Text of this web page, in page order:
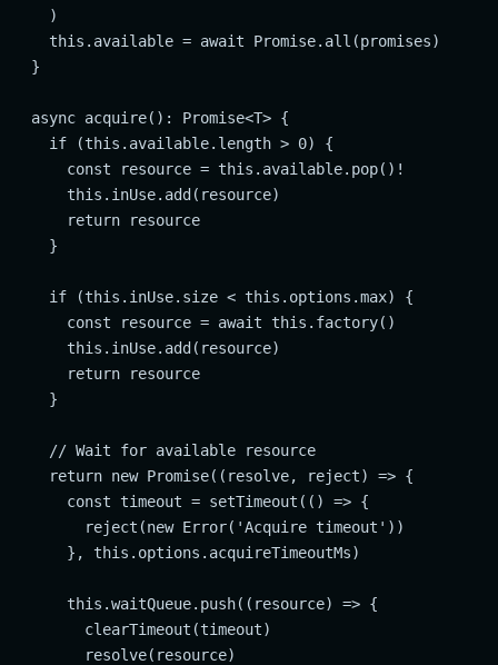
    )
    this.available = await Promise.all(promises)
  }
  async acquire(): Promise<T> {
    if (this.available.length > 0) {
      const resource = this.available.pop()!
      this.inUse.add(resource)
      return resource
    }
    if (this.inUse.size < this.options.max) {
      const resource = await this.factory()
      this.inUse.add(resource)
      return resource
    }
    // Wait for available resource
    return new Promise((resolve, reject) => {
      const timeout = setTimeout(() => {
        reject(new Error('Acquire timeout'))
      }, this.options.acquireTimeoutMs)
      this.waitQueue.push((resource) => {
        clearTimeout(timeout)
        resolve(resource)